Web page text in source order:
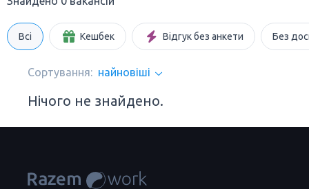
Всі Кешбек Відгук без анкети Без
Сортування: найновіші
Нічого не знайдено.